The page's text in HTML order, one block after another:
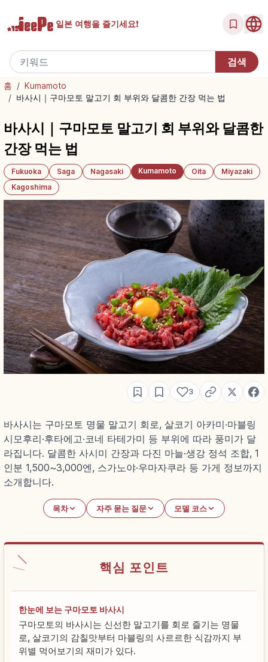
일본 여행을 즐기세요!
홈 / Kumamoto
/ 바사시｜구마모토 말고기 회 부위와 달콤한 간장 먹는 법
바사시｜구마모토 말고기 회 부위와 달콤한
간장 먹는 법
Fukuoka Saga Nagasaki Kumamoto Oita
Miyazaki
Kagoshima
3
바사시는 구마모토 명물 말고기 회로, 살코기 아카미·마블링
시모후리·후타에고·코네 타테가미 등 부위에 따라 풍미가 달
라집니다. 달콤한 사시미 간장과 다진 마늘·생강 정석 조합, 1
인분 1,500~3,000엔, 스가노야·우마자쿠라 등 가게 정보까지
소개합니다.
목차 자주 묻는 질문 모델 코스
핵심 포인트
한눈에 보는 구마모토 바사시
구마모토의 바사시는 신선한 말고기를 회로 즐기는 명물
로, 살코기의 감칠맛부터 마블링의 사르르한 식감까지 부
위별 먹어보기의 재미가 있다.